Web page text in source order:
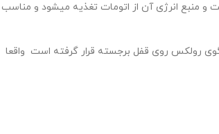
و منبع انرژی آن از اتومات تغذیه میشود و مناسب
رولکس روی قفل برجسته قرار گرفته است واقعا